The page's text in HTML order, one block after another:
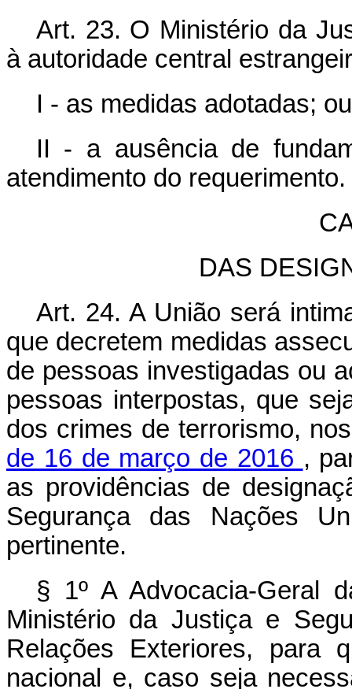
Art. 23. O Ministério da
à autoridade central
I - as medidas adotadas; ou
II - a ausência de
atendimento do requerimento.
DAS
Art. 24. A União será
que decretem medidas
de pessoas investigadas ou
pessoas interpostas, que
dos crimes de terrorismo,
de 16 de março de 2016 ,
as providências de
Segurança das Nações
pertinente.
§ 1º A Advocacia-Geral
Ministério da Justiça e
Relações Exteriores, para
nacional e, caso seja